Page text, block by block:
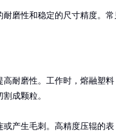
磨性和稳定的尺寸精度。
耐磨性。工作时，熔融塑料
成颗粒。
产生毛刺。高精度压辊的表